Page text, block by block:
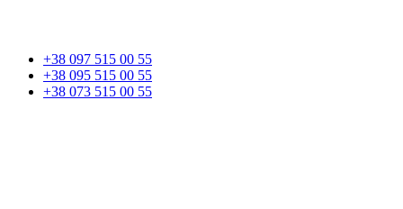
+38 097 515 00 55
+38 095 515 00 55
+38 073 515 00 55